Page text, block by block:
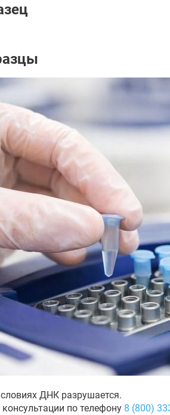
ДНК разрушается.
по телефону 8 (800)